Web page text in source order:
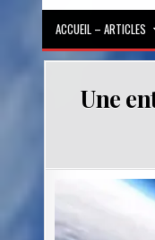
ACCUEIL – ARTICLES
Une